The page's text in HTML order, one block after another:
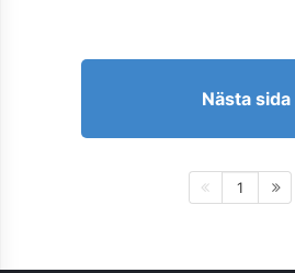
Nästa sida
1